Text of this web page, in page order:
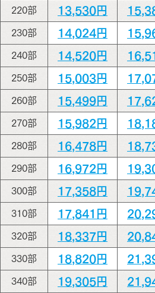
220部 13,530円
230部 14,024円
240部 14,520円
250部 15,003円
260部 15,499円
270部 15,982円
280部 16,478円
290部 16,972円
300部 17,358円
310部 17,841円
320部 18,337円
330部 18,820円
340部 19,305円